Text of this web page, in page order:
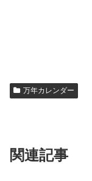
万年カレンダー
関連記事